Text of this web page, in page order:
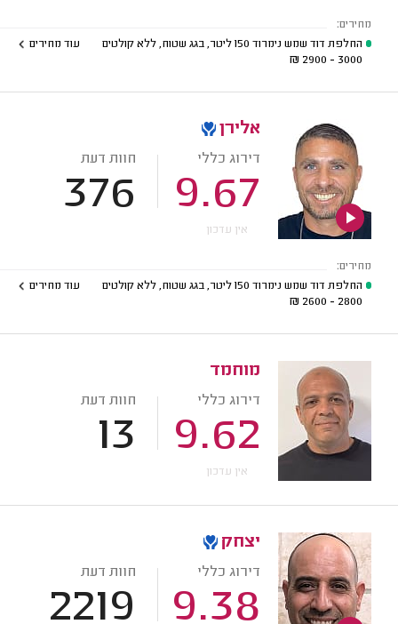
מחירים:
החלפת דוד שמש נימרוד 150 ליטר, בגג שטוח, ללא קולטים
3000 - 2900
₪
עוד מחירים
אלירן
דירוג כללי
9.67
חוות דעת
376
אין עדכון
מחירים:
החלפת דוד שמש נימרוד 150 ליטר, בגג שטוח, ללא קולטים
2800 - 2600
₪
עוד מחירים
מוחמד
דירוג כללי
9.62
חוות דעת
13
אין עדכון
יצחק
דירוג כללי
9.38
חוות דעת
2219